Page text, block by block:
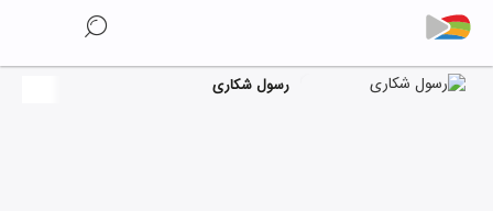
رسول شکاری